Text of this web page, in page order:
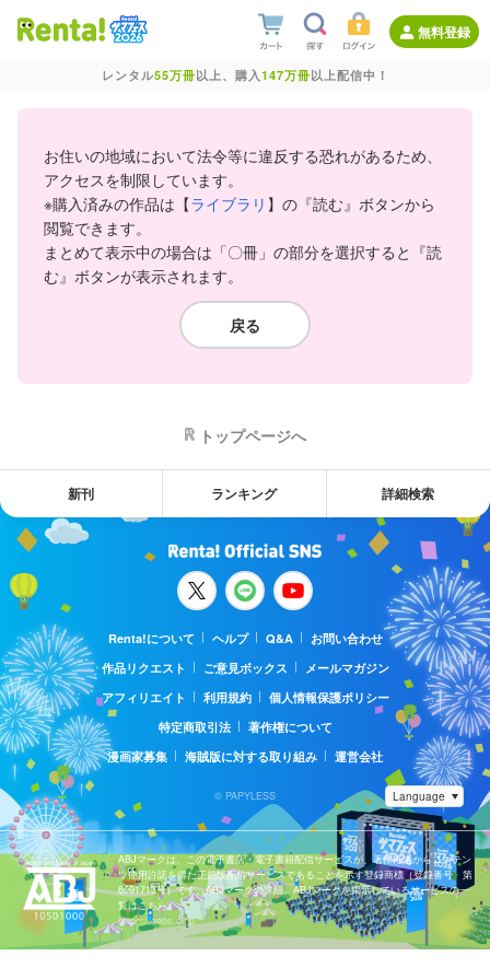
無料登録
レンタル55万冊以上、購入147万冊以上配信中！
お住いの地域において法令等に違反する恐れがあるため、
アクセスを制限しています。
※購入済みの作品は【ライブラリ 】の『読む』ボタンから
閲覧できます。
まとめて表示中の場合は「〇冊」の部分を選択すると『読
む』ボタンが表示されます。
戻る
トップページへ
新刊 ランキング 詳細検索
Renta!について ヘルプ Q&A
お問い合わせ
作品リクエスト
ご意見ボックス
メールマガジン
アフィリエイト
利用規約
個人情報保護ポリシー
特定商取引法
著作権について
漫画家募集
海賊版に対する取り組み 運営会社
© PAPYLESS
ABJマークは、この電子書店・電子書籍配信サービスが、著作権者からコンテン
ツ使用許諾を得た正規版配信サービスであることを示す登録商標（登録番号 第
6091713号）です。ABJマークの詳細、ABJマークを掲示しているサービスの一
覧はこちら。
https://aebs.or.jp